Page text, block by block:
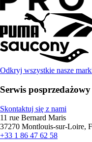
Odkryj wszystkie nasze
Serwis
Skontaktuj się z nami
11 rue Bernard Maris
37270 Montlouis-sur-Loire,
+33 1 86 47 62 58